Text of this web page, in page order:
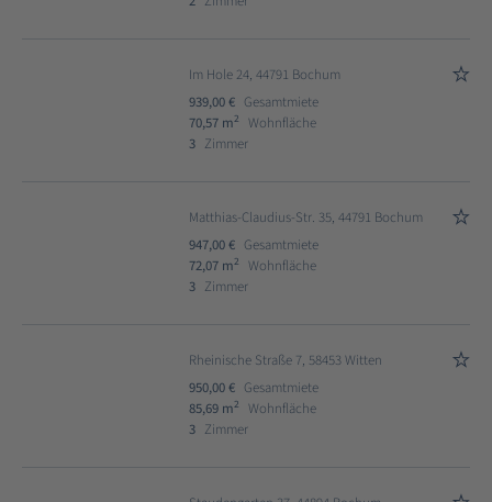
Im Hole 24, 44791 Bochum
939,00 € Gesamtmiete
70,57 m2
Wohnfläche
3 Zimmer
Matthias-Claudius-Str. 35, 44791 Bochum
947,00 € Gesamtmiete
72,07 m2
Wohnfläche
3 Zimmer
Rheinische Straße 7, 58453 Witten
950,00 € Gesamtmiete
85,69 m2
Wohnfläche
3 Zimmer